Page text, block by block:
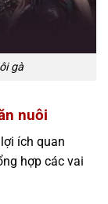
gà
nuôi
ích quan
hợp các vai